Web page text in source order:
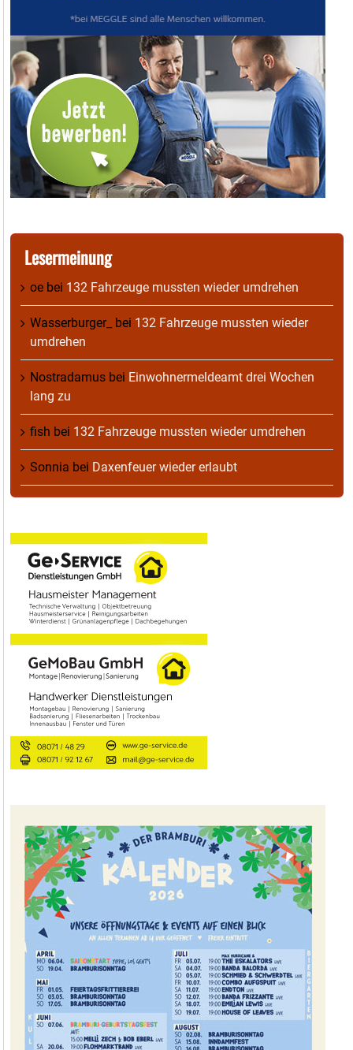
Lesermeinung
oe bei 132 Fahrzeuge mussten wieder umdrehen
Wasserburger_ bei 132 Fahrzeuge mussten wieder
umdrehen
Nostradamus bei Einwohnermeldeamt drei Wochen
lang zu
fish bei 132 Fahrzeuge mussten wieder umdrehen
Sonnia bei Daxenfeuer wieder erlaubt